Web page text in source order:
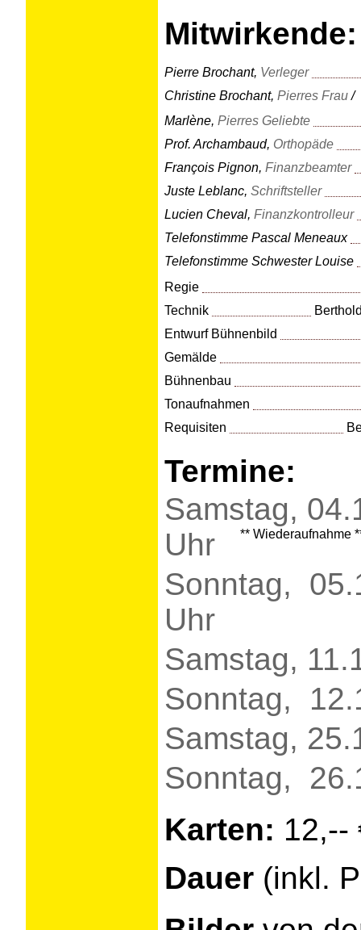
Mitwirkende:
Pierre Brochant, Verleger
Christine Brochant, Pierres Frau/
Marlène, Pierres Geliebte
Prof. Archambaud, Orthopäde
François Pignon, Finanzbeamter
Juste Leblanc, Schriftsteller
Lucien Cheval, Finanzkontrolleur
Telefonstimme Pascal Meneaux
Telefonstimme Schwester Louise
Regie
Technik
Entwurf Bühnenbild
Gemälde
Bühnenbau
Tonaufnahmen
Requisiten
Termine:
Samstag,
Uhr
** Wiederaufnahme
Sonntag,
Uhr
Samstag,
Sonntag,
Samstag,
Sonntag,
Karten: 12,--
Dauer (inkl.